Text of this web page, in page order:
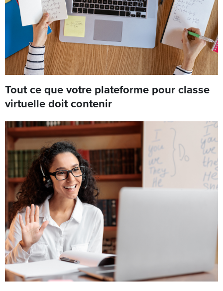
Tout ce que votre plateforme pour classe
virtuelle doit contenir